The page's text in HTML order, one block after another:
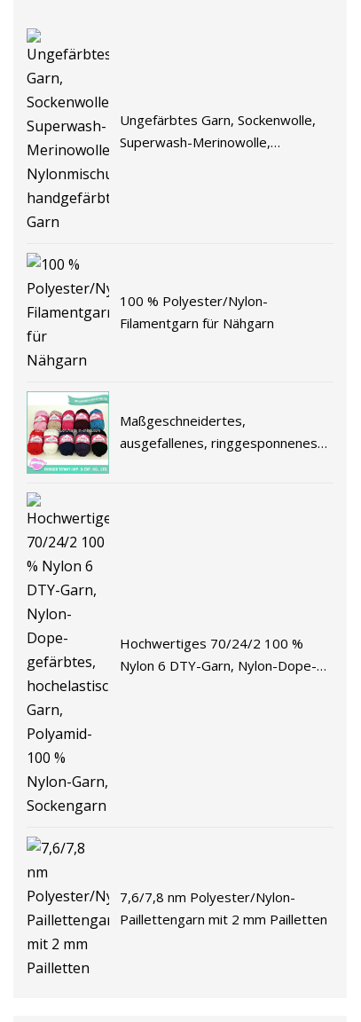
Ungefärbtes Garn, Sockenwolle,
Superwash-Merinowolle,
100 % Polyester/Nylon-
Filamentgarn für Nähgarn
Maßgeschneidertes,
ausgefallenes, ringgesponnenes
Hochwertiges 70/24/2 100 %
Nylon 6 DTY-Garn, Nylon-Dope-
7,6/7,8 nm Polyester/Nylon-
Paillettengarn mit 2 mm Pailletten